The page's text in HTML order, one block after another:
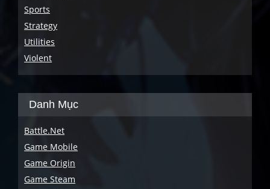
Sports
Strategy
Utilities
Violent
Danh Mục
Battle.Net
Game Mobile
Game Origin
Game Steam